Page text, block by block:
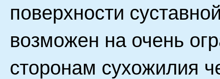
поверхности
возможен на очень
сторонам сухожилия